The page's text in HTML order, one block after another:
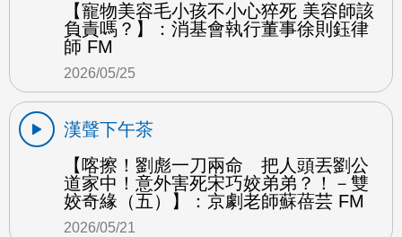
【寵物美容毛小孩不小心猝死 美容師該
負責嗎？】：消基會執行董事徐則鈺律
師 FM
2026/05/25
漢聲下午茶
【喀擦！劉彪一刀兩命 把人頭丟劉公
道家中！意外害死宋巧姣弟弟？！－雙
姣奇緣（五）】：京劇老師蘇蓓芸 FM
2026/05/21